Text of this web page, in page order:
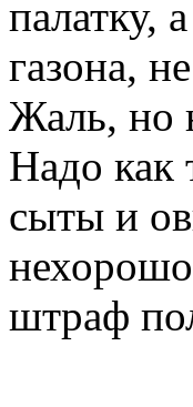
палатку,
газона,
Жаль, но
Надо как
сыты и
штраф